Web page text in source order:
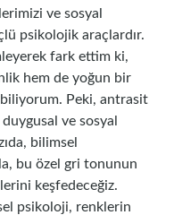
ve sosyal
psikolojik araçlardır.
fark ettim ki,
hem de yoğun bir
Peki, antrasit
ve sosyal
bilimsel
bu özel gri tonunun
keşfedeceğiz.
psikoloji, renklerin